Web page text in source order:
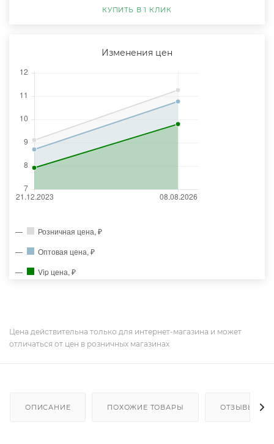
КУПИТЬ В 1 КЛИК
Изменения цен
Розничная цена, ₽
Оптовая цена, ₽
Vip цена, ₽
Цена действительна только для интернет-магазина и может
отличаться от цен в розничных магазинах
ОПИСАНИЕ ПОХОЖИЕ ТОВАРЫ ОТЗЫВЫ